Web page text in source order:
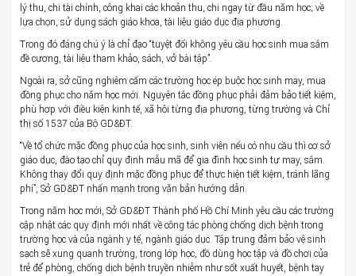
lý thu, chi tài chính, công khai các khoản thu, chi ngay từ đầu năm học; về
lựa chọn, sử dụng sách giáo khoa, tài liệu giáo dục địa phương.
Trong đó đáng chú ý là chỉ đạo “tuyệt đối không yêu cầu học sinh mua sắm
đề cương, tài liệu tham khảo, sách, vở bài tập”.
Ngoài ra, sở cũng nghiêm cấm các trường học ép buộc học sinh may, mua
đồng phục cho năm học mới. Nguyên tắc đồng phục phải đảm bảo tiết kiệm,
phù hợp với điều kiện kinh tế, xã hội từng địa phương, từng trường và Chỉ
thị số 1537 của Bộ GD&ĐT.
“Về tổ chức mặc đồng phục của học sinh, sinh viên nếu có nhu cầu thì cơ sở
giáo dục, đào tạo chỉ quy định mẫu mã để gia đình học sinh tự may, sắm.
Không thay đổi quy định mặc đồng phục để thực hiện tiết kiệm, tránh lãng
phí”, Sở GD&ĐT nhấn mạnh trong văn bản hướng dẫn.
Trong năm học mới, Sở GD&ĐT Thành phố Hồ Chí Minh yêu cầu các trường
cập nhật các quy định mới nhất về công tác phòng chống dịch bệnh trong
trường học và của ngành y tế, ngành giáo dục. Tập trung đảm bảo vệ sinh
sạch sẽ xung quanh trường, trong lớp học, đồ dùng học tập và đồ chơi của
trẻ để phòng, chống dịch bệnh truyền nhiễm như sốt xuất huyết, bệnh tay